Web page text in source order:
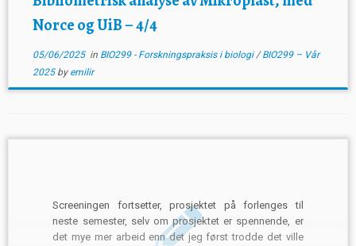
Norce og UiB – 4/4
05/06/2025in BIO299 - Forskningspraksis i biologi/BIO299 – Vår
2025 by emilir
Screeningen fortsetter, prosjektet på forlenges til
neste semester, selv om prosjektet er spennende, er
det mye mer arbeid enn det jeg først trodde det ville